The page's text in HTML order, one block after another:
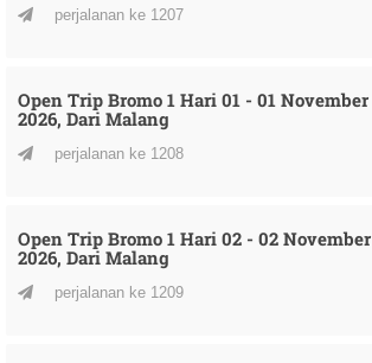
perjalanan ke 1207
Open Trip Bromo 1 Hari 01 - 01 November
2026, Dari Malang
perjalanan ke 1208
Open Trip Bromo 1 Hari 02 - 02 November
2026, Dari Malang
perjalanan ke 1209